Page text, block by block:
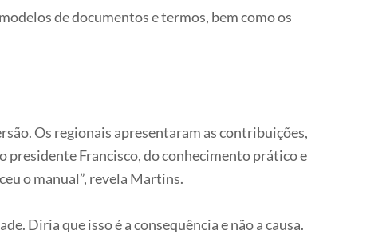
de documentos e termos, bem como os
Os regionais apresentaram as contribuições,
presidente Francisco, do conhecimento prático e
o manual”, revela Martins.
Diria que isso é a consequência e não a causa.